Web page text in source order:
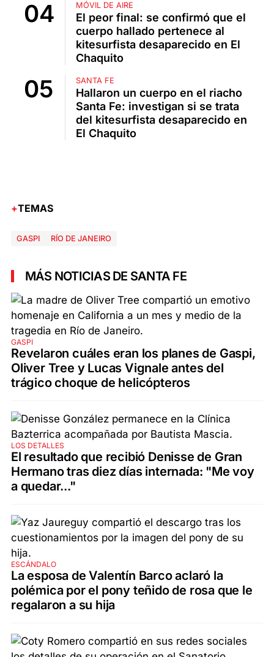
MÓVIL DE AIRE
El peor final: se confirmó que el
cuerpo hallado pertenece al
kitesurfista desaparecido en El
Chaquito
SANTA FE
Hallaron un cuerpo en el riacho
Santa Fe: investigan si se trata
del kitesurfista desaparecido en
El Chaquito
TEMAS
GASPI RÍO DE JANEIRO
MÁS NOTICIAS DE SANTA FE
GASPI
Revelaron cuáles eran los planes de Gaspi,
Oliver Tree y Lucas Vignale antes del
trágico choque de helicópteros
LOS DETALLES
El resultado que recibió Denisse de Gran
Hermano tras diez días internada: "Me voy
a quedar..."
ESCÁNDALO
La esposa de Valentín Barco aclaró la
polémica por el pony teñido de rosa que le
regalaron a su hija